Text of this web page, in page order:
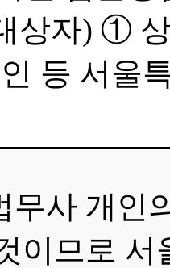
상자) ①
등 서울
무사 개인
이므로